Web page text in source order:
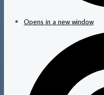
Opens in a new window